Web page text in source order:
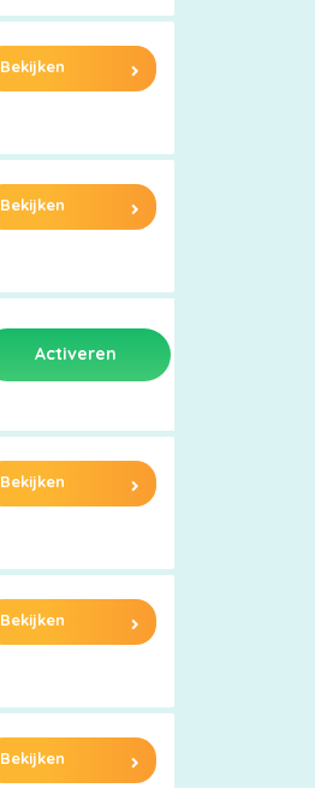
Bekijken
Bekijken
Bekijken
Bekijken
Bekijken